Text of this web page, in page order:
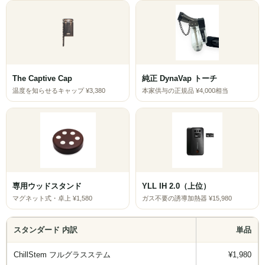
Simrell Collection
HIGHER LEVEL
MMW
シーシャ初心者向けメディア記事
自宅シーシャ
シーシャフレーバーレビュー
シーシャ機材
The Captive Cap
温度を知らせるキャップ ¥3,380
純正 DynaVap トーチ
本家供与の正規品 ¥4,000相当
専用ウッドスタンド
マグネット式・卓上 ¥1,580
YLL IH 2.0（上位）
ガス不要の誘導加熱器 ¥15,980
スタンダード 内訳 単品
ChillStem フルグラスステム ¥1,980